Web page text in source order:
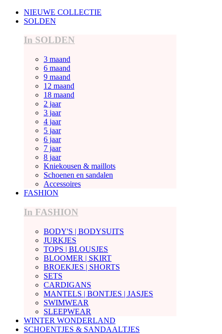
NIEUWE COLLECTIE
SOLDEN
In SOLDEN
3 maand
6 maand
9 maand
12 maand
18 maand
2 jaar
3 jaar
4 jaar
5 jaar
6 jaar
7 jaar
8 jaar
Kniekousen & maillots
Schoenen en sandalen
Accessoires
FASHION
In FASHION
BODY'S | BODYSUITS
JURKJES
TOPS | BLOUSJES
BLOOMER | SKIRT
BROEKJES | SHORTS
SETS
CARDIGANS
MANTELS | BONTJES | JASJES
SWIMWEAR
SLEEPWEAR
WINTER WONDERLAND
SCHOENTJES & SANDAALTJES